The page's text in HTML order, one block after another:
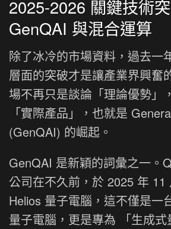
2025-2026 關鍵技術
GenQAI 與混合運算
除了冰冷的市場資料，過去一
層面的突破才是讓產業界興奮
場不再只是談論「理論優勢」
「實際產品」，也就是
(GenQAI) 的崛起。
GenQAI 是新穎的詞彙之一。
公司在不久前，於 2025 年 11
Helios 量子電腦，這不僅是一
量子電腦，更是專為 「生成式